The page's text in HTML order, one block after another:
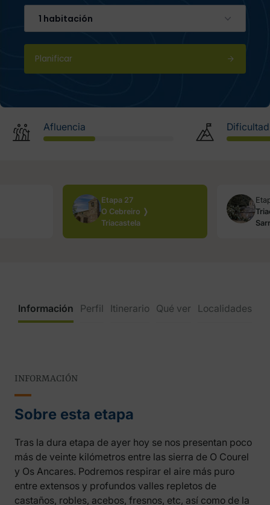
1 habitación
Planificar
Afluencia Dificultad
Etapa 27
O Cebreiro ❭
Triacastela
Información Perfil Itinerario Qué ver Localidades
INFORMACIÓN
Sobre esta etapa
Tras la dura etapa de ayer hoy se nos presentan poco
más de veinte kilómetros entre las sierra de O Courel
y Os Ancares. Podremos respirar el aire más puro
entre extensos y profundos valles repletos de
castaños, robles, acebos, fresnos, etc, así como de la